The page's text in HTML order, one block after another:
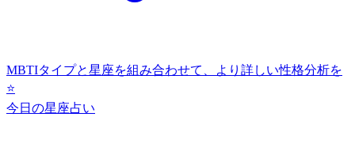
MBTIタイプと星座を組み合わせて、より詳しい性格分析を
⭐
今日の星座占い